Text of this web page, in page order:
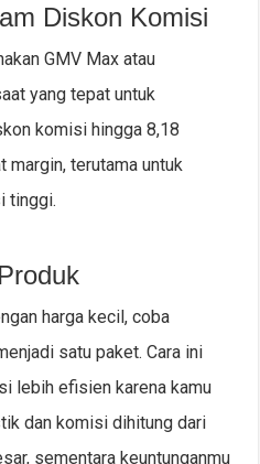
Diskon Komisi
GMV Max atau
yang tepat untuk
komisi hingga 8,18
margin, terutama untuk
tinggi.
harga kecil, coba
satu paket. Cara ini
lebih efisien karena kamu
dan komisi dihitung dari
sementara keuntunganmu